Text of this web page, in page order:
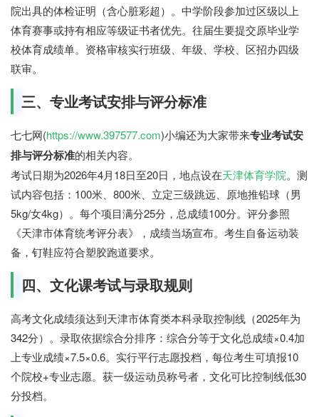
院出具的体检证明（含心脏彩超）。中学阶段参加过区级以上
体育赛事或持有相应等级证书者优先。往届生要提交原毕业学
校体育成绩单。资格审核实行班级、年级、学校、区招办四级
联审。
三、专业考试安排与评分标准
七七网(https://www.397577.com)小编还为大家带来专业考试安
排与评分标准的相关内容。
考试日期为2026年4月18日至20日，地点设在天津体育学院。测
试内容包括：100米、800米、立定三级跳远、原地推铅球（男
5kg/女4kg）。每个项目满分25分，总成绩100分。评分参照
《天津市体育统考评分表》，成绩当场宣布。考生自备运动装
备，钉鞋应符合塑胶跑道要求。
四、文化课考试与录取规则
高考文化成绩须达到天津市体育类本科录取控制线（2025年为
342分）。录取依据综合分排序：综合分等于文化总成绩×0.4加
上专业成绩×7.5×0.6。实行平行志愿投档，每位考生可填报10
个院校+专业志愿。获一级运动员称号者，文化可比控制线低30
分投档。